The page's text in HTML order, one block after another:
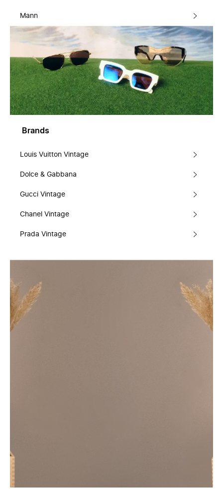
Mann
Brands
Louis Vuitton Vintage
Dolce & Gabbana
Gucci Vintage
Chanel Vintage
Prada Vintage